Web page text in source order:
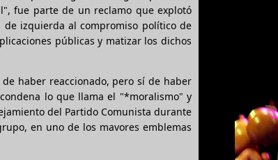
fue parte de un reclamo que explotó
izquierda al compromiso político de
públicas y matizar los dichos
haber reaccionado, pero sí de haber
lo que llama el "*moralismo" y
del Partido Comunista durante
en uno de los mavores emblemas